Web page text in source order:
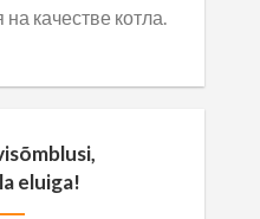
качестве котла.
eluiga!